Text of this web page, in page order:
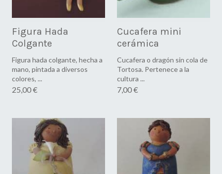
Figura Hada
Colgante
Figura hada colgante, hecha a
mano, pintada a diversos
colores, ...
25,00 €
Cucafera mini
cerámica
Cucafera o dragón sin cola de
Tortosa. Pertenece a la
cultura ...
7,00 €